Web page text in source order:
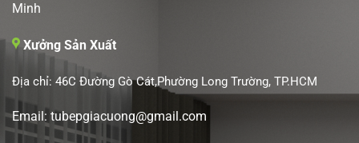
Minh
Xưởng Sản Xuất
Địa chỉ: 46C Đường Gò Cát,Phường Long Trường, TP.HCM
Email: tubepgiacuong@gmail.com